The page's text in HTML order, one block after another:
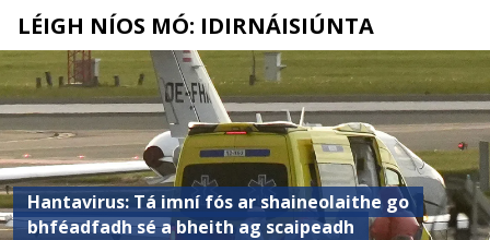
LÉIGH NÍOS MÓ: IDIRNÁISIÚNTA
Hantavirus: Tá imní fós ar shaineolaithe go
bhféadfadh sé a bheith ag scaipeadh